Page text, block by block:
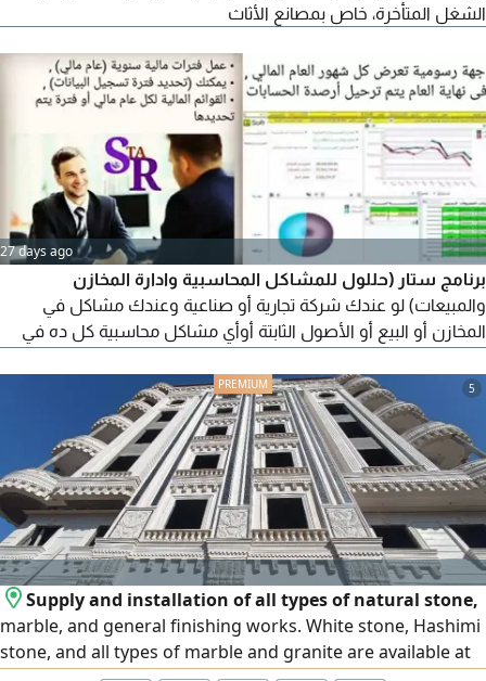
الشغل المتأخرة، خاص بمصانع الأثاث
27 days ago
برنامج ستار (حللول للمشاكل المحاسبية وادارة المخازن
والمبيعات) لو عندك شركة تجارية أو صناعية وعندك مشاكل في
المخازن أو البيع أو الأصول الثابتة أوأي مشاكل محاسبية كل ده في
البرمجيات ذات الكفاءة العالية والتي تعمل علي اتمام العمليات
والاجراءات بالشكل الامثل وزيادة الانتاجية والحفاظ علي رضاء العميل
سعر البرنامج 15000ج
5
Supply and installation of all types of natural stone,
marble, and general finishing works. White stone, Hashimi
stone, and all types of marble and granite are available at